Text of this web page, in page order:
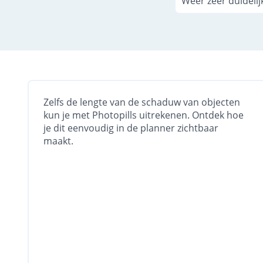
Zelfs de lengte van de schaduw van objecten
kun je met Photopills uitrekenen. Ontdek hoe
je dit eenvoudig in de planner zichtbaar
maakt.